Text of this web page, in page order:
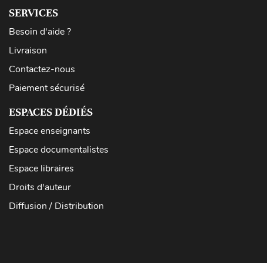
SERVICES
Besoin d'aide ?
Livraison
Contactez-nous
Paiement sécurisé
ESPACES DÉDIÉS
Espace enseignants
Espace documentalistes
Espace libraires
Droits d'auteur
Diffusion / Distribution